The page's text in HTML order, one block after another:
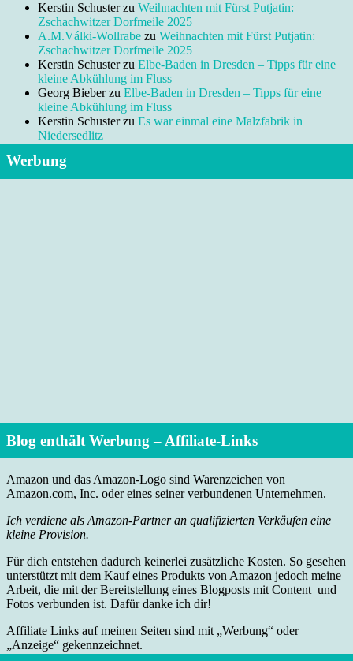
Kerstin Schusterzu Weihnachten mit Fürst Putjatin:
Zschachwitzer Dorfmeile 2025
A.M.Válki-Wollrabe zu Weihnachten mit Fürst Putjatin:
Zschachwitzer Dorfmeile 2025
Kerstin Schusterzu Elbe-Baden in Dresden – Tipps für eine
kleine Abkühlung im Fluss
Georg Bieberzu Elbe-Baden in Dresden – Tipps für eine
kleine Abkühlung im Fluss
Kerstin Schusterzu Es war einmal eine Malzfabrik in
Niedersedlitz
Werbung
Blog enthält Werbung – Affiliate-Links
Amazon und das Amazon-Logo sind Warenzeichen von
Amazon.com, Inc. oder eines seiner verbundenen Unternehmen.
Ich verdiene als Amazon-Partner an qualifizierten Verkäufen eine
kleine Provision.
Für dich entstehen dadurch keinerlei zusätzliche Kosten. So gesehen
unterstützt mit dem Kauf eines Produkts von Amazon jedoch meine
Arbeit, die mit der Bereitstellung eines Blogposts mit Content und
Fotos verbunden ist. Dafür danke ich dir!
Affiliate Links auf meinen Seiten sind mit „Werbung“ oder
„Anzeige“ gekennzeichnet.